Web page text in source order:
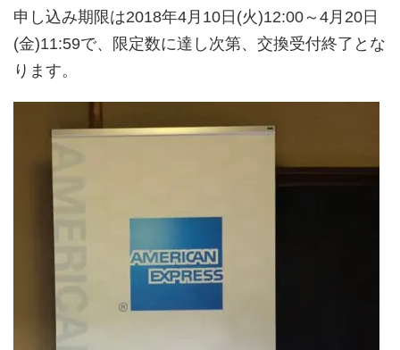
申し込み期限は2018年4月10日(火)12:00～4月20日
(金)11:59で、限定数に達し次第、交換受付終了とな
ります。